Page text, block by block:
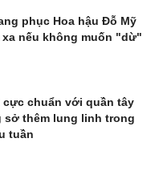
phục Hoa hậu Đỗ Mỹ
nếu không muốn "dừ"
cực chuẩn với quần tây
sở thêm lung linh trong
tuần